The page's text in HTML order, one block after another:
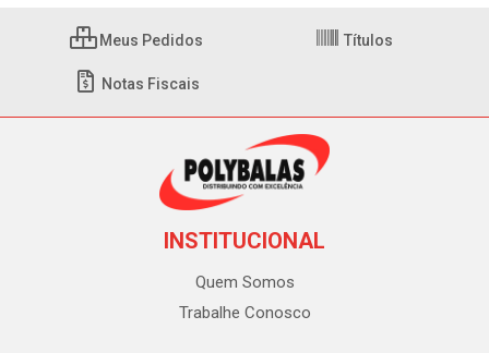
Meus Pedidos Títulos
Notas Fiscais
INSTITUCIONAL
Quem Somos
Trabalhe Conosco